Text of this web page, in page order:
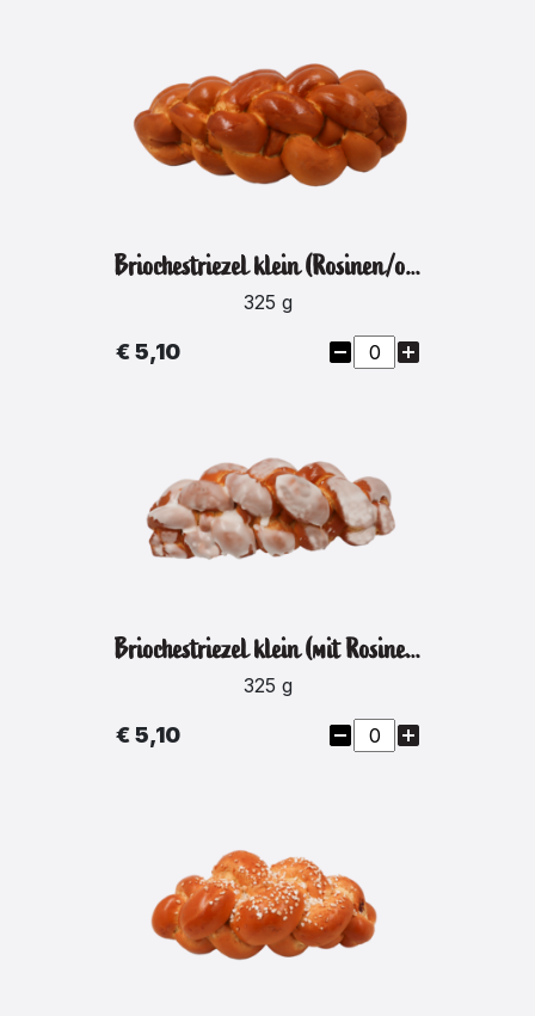
Briochestriezel klein (Rosinen/ohne Hagelzucker)
325 g
€ 5,10
Briochestriezel klein (mit Rosinen/Glasur)
325 g
€ 5,10